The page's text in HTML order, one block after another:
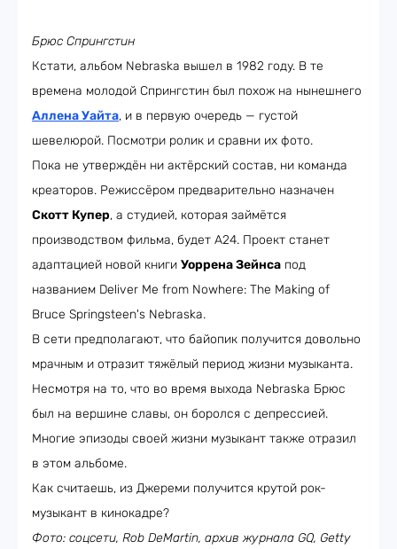
Брюс Спрингстин
Кстати, альбом Nebraska вышел в 1982 году. В те
времена молодой Спрингстин был похож на нынешнего
Аллена Уайта, и в первую очередь — густой
шевелюрой. Посмотри ролик и сравни их фото.
Пока не утверждён ни актёрский состав, ни команда
креаторов. Режиссёром предварительно назначен
Скотт Купер, а студией, которая займётся
производством фильма, будет А24. Проект станет
адаптацией новой книги Уоррена Зейнса под
названием Deliver Me from Nowhere: The Making of
Bruce Springsteen's Nebraska.
В сети предполагают, что байопик получится довольно
мрачным и отразит тяжёлый период жизни музыканта.
Несмотря на то, что во время выхода Nebraska Брюс
был на вершине славы, он боролся с депрессией.
Многие эпизоды своей жизни музыкант также отразил
в этом альбоме.
Как считаешь, из Джереми получится крутой рок-
музыкант в кинокадре?
Фото: соцсети, Rob DeMartin, архив журнала GQ, Getty